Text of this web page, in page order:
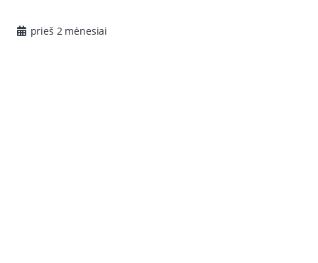
prieš 2 mėnesiai